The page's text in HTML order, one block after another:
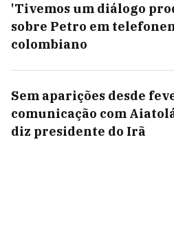
'Tivemos um diálogo
sobre Petro em
colombiano
Sem aparições desde
comunicação com
diz presidente do Irã